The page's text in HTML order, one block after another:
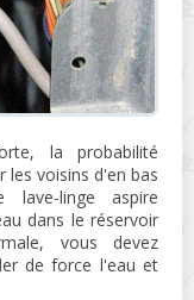
la probabilité
voisins d'en bas
linge aspire
dans le réservoir
vous devez
de force l'eau et